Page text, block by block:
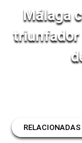
Málaga
triunfador
RELACIONADAS